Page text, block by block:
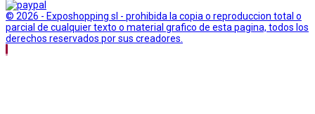
© 2026 - Exposhopping sl - prohibida la copia o reproduccion total o
parcial de cualquier texto o material grafico de esta pagina, todos los
derechos reservados por sus creadores.